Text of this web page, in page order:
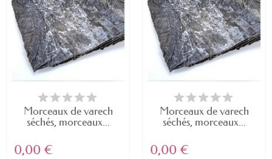
Morceaux de varech
séchés, morceaux...
0,00 €
Morceaux de varech
séchés, morceaux...
0,00 €